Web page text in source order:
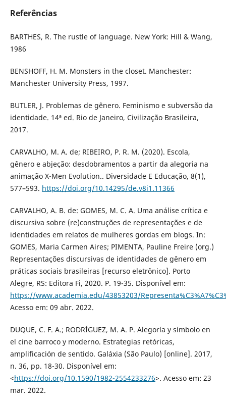
Referências
BARTHES, R. The rustle of language. New York: Hill & Wang,
1986
BENSHOFF, H. M. Monsters in the closet. Manchester:
Manchester University Press, 1997.
BUTLER, J. Problemas de gênero. Feminismo e subversão da
identidade. 14ª ed. Rio de Janeiro, Civilização Brasileira,
2017.
CARVALHO, M. A. de; RIBEIRO, P. R. M. (2020). Escola,
gênero e abjeção: desdobramentos a partir da alegoria na
animação X-Men Evolution.. Diversidade E Educação, 8(1),
577–593. https://doi.org/10.14295/de.v8i1.11366
CARVALHO, A. B. de: GOMES, M. C. A. Uma análise crítica e
discursiva sobre (re)construções de representações e de
identidades em relatos de mulheres gordas em blogs. In:
GOMES, Maria Carmen Aires; PIMENTA, Pauline Freire (org.)
Representações discursivas de identidades de gênero em
práticas sociais brasileiras [recurso eletrônico]. Porto
Alegre, RS: Editora Fi, 2020. P. 19-35. Disponível em:
https://www.academia.edu/43853203/
Acesso em: 09 abr. 2022.
DUQUE, C. F. A.; RODRÍGUEZ, M. A. P. Alegoría y símbolo en
el cine barroco y moderno. Estrategias retóricas,
amplificación de sentido. Galáxia (São Paulo) [online]. 2017,
n. 36, pp. 18-30. Disponível em:
<https://doi.org/10.1590/1982-2554233276>. Acesso em: 23
mar. 2022.